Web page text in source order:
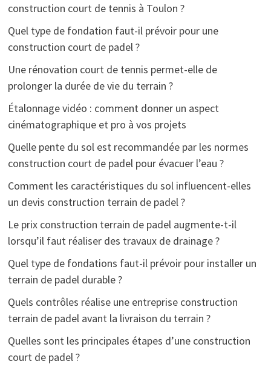
construction court de tennis à Toulon ?
Quel type de fondation faut-il prévoir pour une
construction court de padel ?
Une rénovation court de tennis permet-elle de
prolonger la durée de vie du terrain ?
Étalonnage vidéo : comment donner un aspect
cinématographique et pro à vos projets
Quelle pente du sol est recommandée par les normes
construction court de padel pour évacuer l’eau ?
Comment les caractéristiques du sol influencent-elles
un devis construction terrain de padel ?
Le prix construction terrain de padel augmente-t-il
lorsqu’il faut réaliser des travaux de drainage ?
Quel type de fondations faut-il prévoir pour installer un
terrain de padel durable ?
Quels contrôles réalise une entreprise construction
terrain de padel avant la livraison du terrain ?
Quelles sont les principales étapes d’une construction
court de padel ?